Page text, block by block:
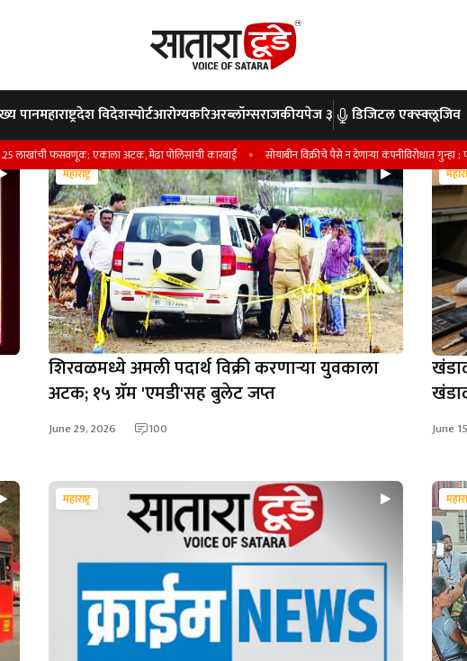
पानमहाराष्ट्रदेश विदेशस्पोर्टआरोग्यकरिअरब्लॉग्सराजकीयपेज ३ डिजिटल एक्स्क्लूजिव
फसवणूक; एकाला अटक, मेढा पोलिसांची कारवाई सोयाबीन विक्रीचे पैसे न देणार्‍या कंपनीविरोधात गुन्हा ;
खंडाळा
महाराष्ट्र
शिरवळमध्ये अमली पदार्थ विक्री करणाऱ्या युवकाला
अटक; १५ ग्रॅम 'एमडी'सह बुलेट जप्त
June 29, 2026 100 June
महाराष्ट्र